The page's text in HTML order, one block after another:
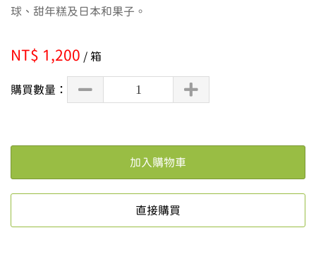
球、甜年糕及日本和果子。
NT$ 1,200 / 箱
購買數量：
加入購物車
直接購買